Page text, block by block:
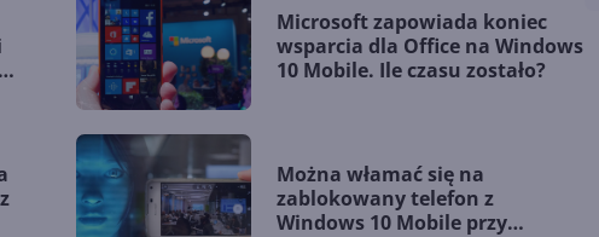
Microsoft zapowiada koniec
wsparcia dla Office na Windows
10 Mobile. Ile czasu zostało?
Można włamać się na
zablokowany telefon z
Windows 10 Mobile przy